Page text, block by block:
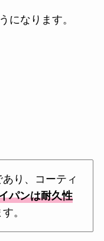
になります。
り、コーティ
パンは耐久性
。